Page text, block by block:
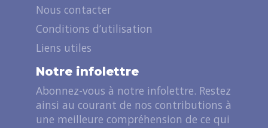
Nous contacter
Conditions d’utilisation
Liens utiles
Notre infolettre
Abonnez-vous à notre infolettre. Restez
ainsi au courant de nos contributions à
une meilleure compréhension de ce qui